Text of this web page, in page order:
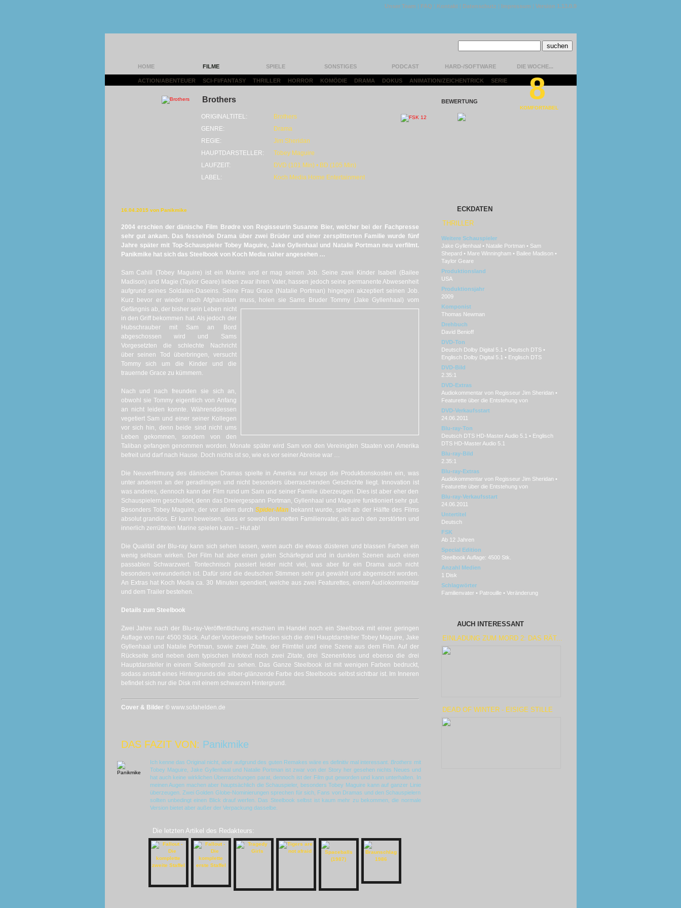
Unser Team | FAQ | Kontakt | Datenschutz | Impressum | Version 1.13.0.9
HOME FILME SPIELE SONSTIGES PODCAST HARD-/SOFTWARE DIE WOCHE...
ACTION/ABENTEUER SCI-FI/FANTASY THRILLER HORROR KOMÖDIE DRAMA DOKUS ANIMATION/ZEICHENTRICK SERIE
Brothers
ORIGINALTITEL:
Brothers
GENRE:
Drama
REGIE:
Jim Sheridan
HAUPTDARSTELLER:
Tobey Maguire
LAUFZEIT:
DVD (101 Min) • BD (105 Min)
LABEL:
Koch Media Home Entertainment
BEWERTUNG 8
KOMFORTABEL
16.04.2015 von Panikmike
2004 erschien der dänische Film Brødre von Regisseurin Susanne Bier, welcher bei der Fachpresse
sehr gut ankam. Das fesselnde Drama über zwei Brüder und einer zersplitterten Familie wurde fünf
Jahre später mit Top-Schauspieler Tobey Maguire, Jake Gyllenhaal und Natalie Portman neu verfilmt.
Panikmike hat sich das Steelbook von Koch Media näher angesehen …
Sam Cahill (Tobey Maguire) ist ein Marine und er mag seinen Job. Seine zwei Kinder Isabell (Bailee
Madison) und Magie (Taylor Geare) lieben zwar ihren Vater, hassen jedoch seine permanente Abwesenheit
aufgrund seines Soldaten-Daseins. Seine Frau Grace (Natalie Portman) hingegen akzeptiert seinen Job.
Kurz bevor er wieder nach Afghanistan muss, holen sie Sams Bruder Tommy (Jake Gyllenhaal) vom
Gefängnis ab, der bisher sein Leben nicht
in den Griff bekommen hat. Als jedoch der
Hubschrauber mit Sam an Bord
abgeschossen wird und Sams
Vorgesetzten die schlechte Nachricht
über seinen Tod überbringen, versucht
Tommy sich um die Kinder und die
trauernde Grace zu kümmern.
Nach und nach freunden sie sich an,
obwohl sie Tommy eigentlich von Anfang
an nicht leiden konnte. Währenddessen
vegetiert Sam und einer seiner Kollegen
vor sich hin, denn beide sind nicht ums
Leben gekommen, sondern von den
Taliban gefangen genommen worden. Monate später wird Sam von den Vereinigten Staaten von Amerika
befreit und darf nach Hause. Doch nichts ist so, wie es vor seiner Abreise war …
Die Neuverfilmung des dänischen Dramas spielte in Amerika nur knapp die Produktionskosten ein, was
unter anderem an der geradlinigen und nicht besonders überraschenden Geschichte liegt. Innovation ist
was anderes, dennoch kann der Film rund um Sam und seiner Familie überzeugen. Dies ist aber eher den
Schauspielern geschuldet, denn das Dreiergespann Portman, Gyllenhaal und Maguire funktioniert sehr gut.
Besonders Tobey Maguire, der vor allem durchSpider-Man bekannt wurde, spielt ab der Hälfte des Films
absolut grandios. Er kann beweisen, dass er sowohl den netten Familienvater, als auch den zerstörten und
innerlich zerrütteten Marine spielen kann – Hut ab!
Die Qualität der Blu-ray kann sich sehen lassen, wenn auch die etwas düsteren und blassen Farben ein
wenig seltsam wirken. Der Film hat aber einen guten Schärfegrad und in dunklen Szenen auch einen
passablen Schwarzwert. Tontechnisch passiert leider nicht viel, was aber für ein Drama auch nicht
besonders verwunderlich ist. Dafür sind die deutschen Stimmen sehr gut gewählt und abgemischt worden.
An Extras hat Koch Media ca. 30 Minuten spendiert, welche aus zwei Featurettes, einem Audiokommentar
und dem Trailer bestehen.
Details zum Steelbook
Zwei Jahre nach der Blu-ray-Veröffentlichung erschien im Handel noch ein Steelbook mit einer geringen
Auflage von nur 4500 Stück. Auf der Vorderseite befinden sich die drei Hauptdarsteller Tobey Maguire, Jake
Gyllenhaal und Natalie Portman, sowie zwei Zitate, der Filmtitel und eine Szene aus dem Film. Auf der
Rückseite sind neben dem typischen Infotext noch zwei Zitate, drei Szenenfotos und ebenso die drei
Hauptdarsteller in einem Seitenprofil zu sehen. Das Ganze Steelbook ist mit wenigen Farben bedruckt,
sodass anstatt eines Hintergrunds die silber-glänzende Farbe des Steelbooks selbst sichtbar ist. Im Inneren
befindet sich nur die Disk mit einem schwarzen Hintergrund.
Cover & Bilder © www.sofahelden.de
DAS FAZIT VON: Panikmike
Ich kenne das Original nicht, aber aufgrund des guten Remakes wäre es definitiv mal interessant.Brothers mit
Tobey Maguire, Jake Gyllenhaal und Natalie Portman ist zwar von der Story her gesehen nichts Neues und
hat auch keine wirklichen Überraschungen parat, dennoch ist der Film gut geworden und kann unterhalten. In
meinen Augen machen aber hauptsächlich die Schauspieler, besonders Tobey Maguire kann auf ganzer Linie
überzeugen. Zwei Golden Globe-Nominierungen sprechen für sich, Fans von Dramas und den Schauspielern
sollten unbedingt einen Blick drauf werfen. Das Steelbook selbst ist kaum mehr zu bekommen, die normale
Version bietet aber außer der Verpackung dasselbe.
Die letzten Artikel des Redakteurs:
ECKDATEN
THRILLER
Weitere Schauspieler
Jake Gyllenhaal • Natalie Portman • Sam
Shepard • Mare Winningham • Bailee Madison •
Taylor Geare
Produktionsland
USA
Produktionsjahr
2009
Komponist
Thomas Newman
Drehbuch
David Benioff
DVD-Ton
Deutsch Dolby Digital 5.1 • Deutsch DTS •
Englisch Dolby Digital 5.1 • Englisch DTS
DVD-Bild
2.35:1
DVD-Extras
Audiokommentar von Regisseur Jim Sheridan •
Featurette über die Entstehung von
DVD-Verkaufsstart
24.06.2011
Blu-ray-Ton
Deutsch DTS HD-Master Audio 5.1 • Englisch
DTS HD-Master Audio 5.1
Blu-ray-Bild
2.35:1
Blu-ray-Extras
Audiokommentar von Regisseur Jim Sheridan •
Featurette über die Entstehung von
Blu-ray-Verkaufsstart
24.06.2011
Untertitel
Deutsch
FSK
Ab 12 Jahren
Special Edition
Steelbook Auflage: 4500 Stk.
Anzahl Medien
1 Disk
Schlagwörter
Familienvater • Patrouille • Veränderung
AUCH INTERESSANT
EINLADUNG ZUM MORD 2: DAS RÄT...
DEAD OF WINTER - EISIGE STILLE